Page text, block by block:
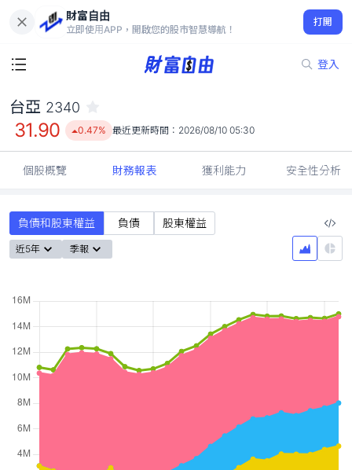
財富自由
立即使用APP，開啟您的股市智慧導航！
打開
登入
31.90
0.47%
台亞 2340
31.90 0.47% 最近更新時間： 2026/08/10 05:30
個股概覽 財務報表 獲利能力 安全性分析
負債和股東權益 負債 股東權益
近5年 季報